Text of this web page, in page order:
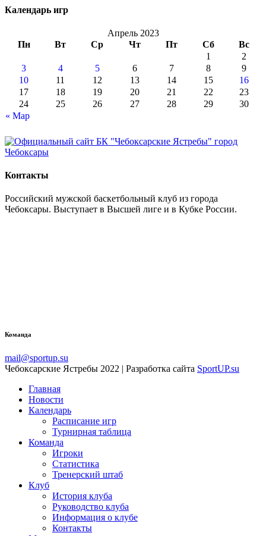
Календарь игр
Апрель 2023
Пн
Вт Ср Чт Пт Сб Вс
« Мар
1
2
3
4 5 6 7 8
9
10
11 12 13 14 15
16
17
18 19 20 21 22
23
24
25 26 27 28 29 30
Контакты
Российский мужской баскетбольный клуб из города
Чебоксары. Выступает в Высшей лиге и в Кубке России.
Команда
mail@sportup.su
Чебоксарские Ястребы 2022 | Разработка сайта SportUP.su
Главная
Новости
Календарь
Расписание игр
Турнирная таблица
Команда
Игроки
Статистика
Тренерский штаб
Клуб
История клуба
Руководство клуба
Информация о клубе
Контакты